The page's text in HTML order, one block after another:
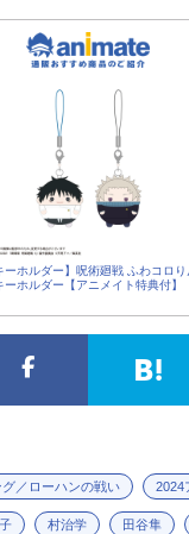
ーホルダー】呪術廻戦 ふわコロり
ーホルダー【アニメイト特典付】
／ローハンの戦い 2024
村治学 田谷隼